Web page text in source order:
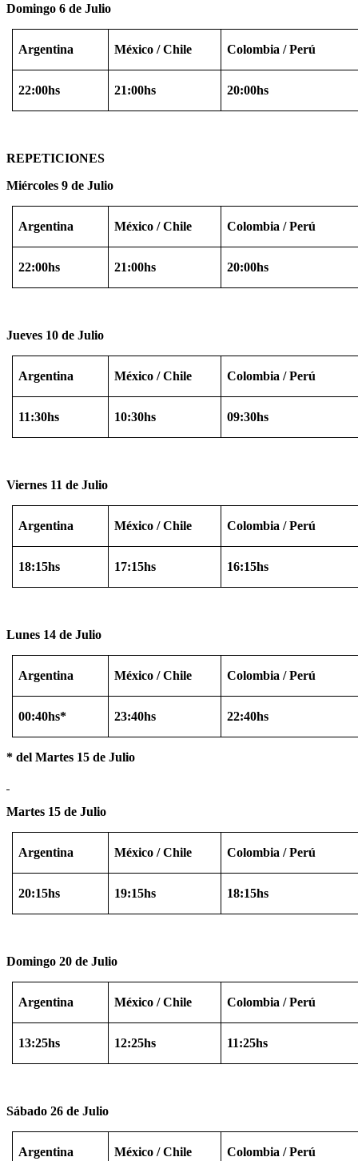
Domingo 6 de Julio
Argentina México/ Chile Colombia / Perú
22:00hs 21:00hs 20:00hs
REPETICIONES
Miércoles 9 de Julio
Argentina México/ Chile Colombia / Perú
22:00hs 21:00hs 20:00hs
Jueves 10 de Julio
Argentina México/ Chile Colombia / Perú
11:30hs 10:30hs 09:30hs
Viernes 11 de Julio
Argentina México/ Chile Colombia / Perú
18:15hs 17:15hs 16:15hs
Lunes 14 de Julio
Argentina México/ Chile Colombia / Perú
00:40hs* 23:40hs 22:40hs
* del Martes 15 de Julio
Martes 15 de Julio
Argentina México/ Chile Colombia / Perú
20:15hs 19:15hs 18:15hs
Domingo 20 de Julio
Argentina México/ Chile Colombia / Perú
13:25hs 12:25hs 11:25hs
Sábado 26 de Julio
Argentina México/ Chile Colombia / Perú